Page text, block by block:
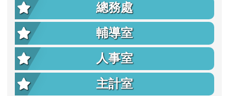
總務處
輔導室
人事室
主計室